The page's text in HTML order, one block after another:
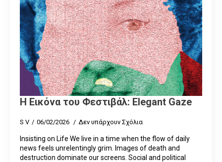
Η Εικόνα του Φεστιβάλ: Elegant Gaze
S V 06/02/2026 Δεν υπάρχουν Σχόλια
Insisting on Life We live in a time when the flow of daily
news feels unrelentingly grim. Images of death and
destruction dominate our screens. Social and political